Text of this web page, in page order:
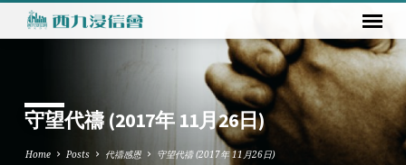
守望代禱 (2017年 11月26日)
Home Posts 代禱感恩 守望代禱 (2017年 11月26日)